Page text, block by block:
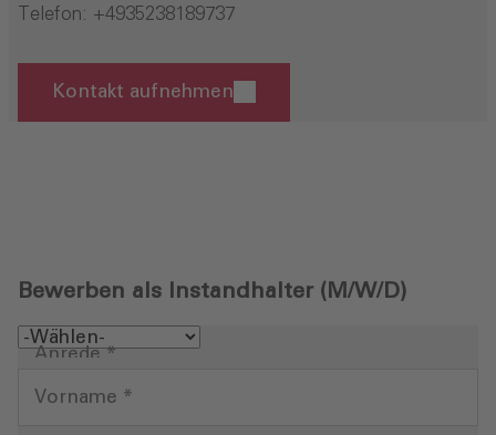
Telefon: +4935238189737
Kontakt aufnehmen
Bewerben als Instandhalter (M/W/D)
Anrede *
Vorname *